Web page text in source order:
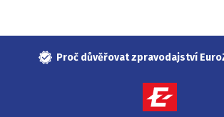
Proč důvěřovat zpravodajství